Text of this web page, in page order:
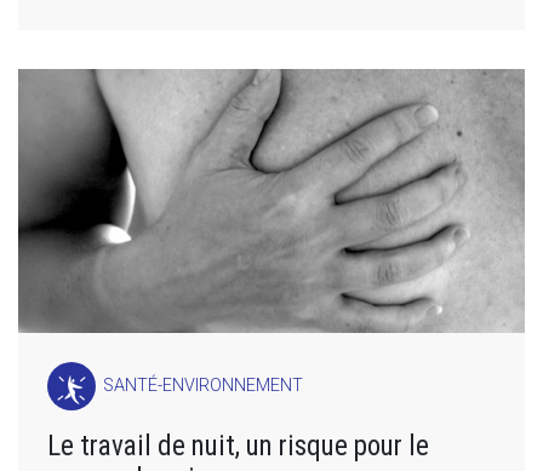
SANTÉ-ENVIRONNEMENT
Le travail de nuit, un risque pour le